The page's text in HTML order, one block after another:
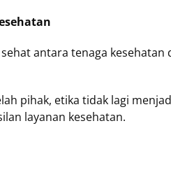
antara tenaga kesehatan
pihak, etika tidak lagi
layanan kesehatan.